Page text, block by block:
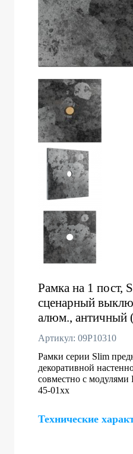
Рамка на 1 пост,
сценарный
алюм., античный
Артикул: 09P10310
Рамки серии Slim
декоративной
совместно с
45-01хх
Технические